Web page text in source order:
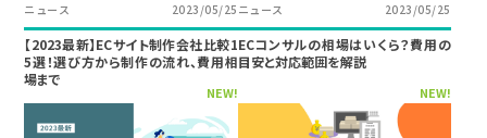
ニュース 2023/05/25 ニュース 2023/05/25
【2023最新】ECサイト制作会社比較1
5選！選び方から制作の流れ、費用相
場まで
NEW!
ECコンサルの相場はいくら？費用の
目安と対応範囲を解説
NEW!